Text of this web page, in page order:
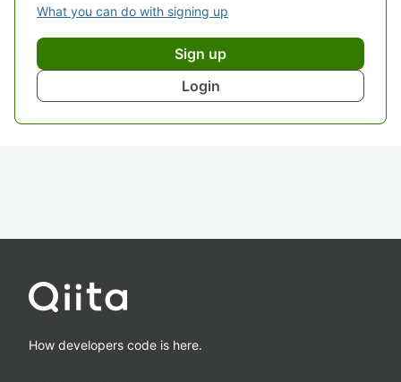
What you can do with signing up
Sign up
Login
How developers code is here.